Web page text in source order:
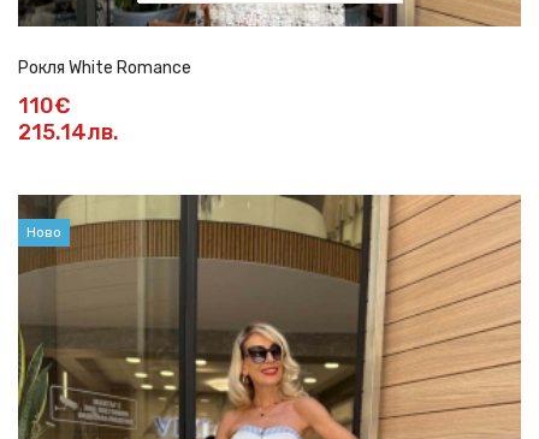
Рокля White Romance
110€
215.14лв.
Ново